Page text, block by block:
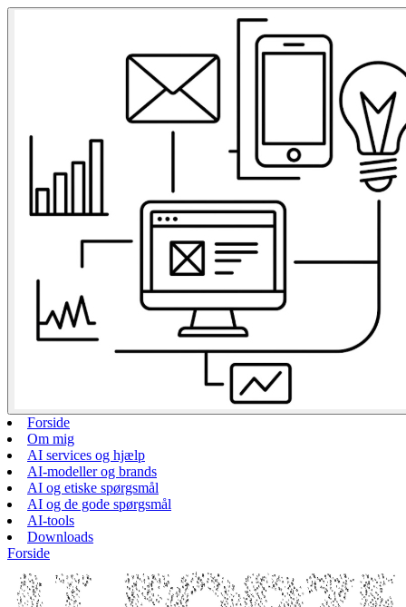
Forside
Om mig
AI services og hjælp
AI-modeller og brands
AI og etiske spørgsmål
AI og de gode spørgsmål
AI-tools
Downloads
Forside